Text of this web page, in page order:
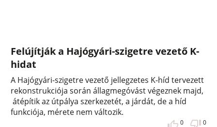
Felújítják a Hajógyári-szigetre vezető K-
hidat
A Hajógyári-szigetre vezető jellegzetes K-híd tervezett
rekonstrukciója során állagmegóvást végeznek majd,
átépítik az útpálya szerkezetét, a járdát, de a híd
funkciója, mérete nem változik.
0 0